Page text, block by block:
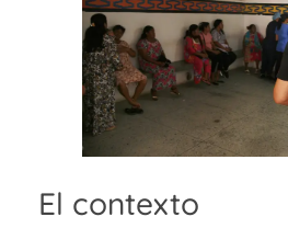
El contexto